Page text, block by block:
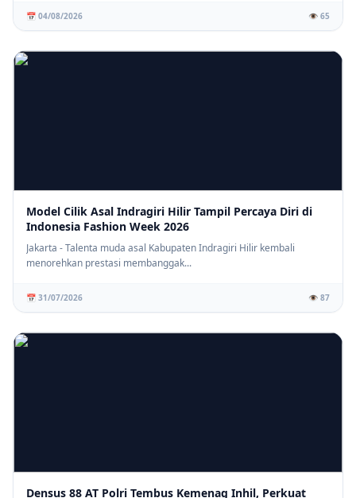
📅 04/08/2026 👁️ 65
Model Cilik Asal Indragiri Hilir Tampil Percaya Diri di
Indonesia Fashion Week 2026
Jakarta - Talenta muda asal Kabupaten Indragiri Hilir kembali
menorehkan prestasi membanggak...
📅 31/07/2026 👁️ 87
Densus 88 AT Polri Tembus Kemenag Inhil, Perkuat